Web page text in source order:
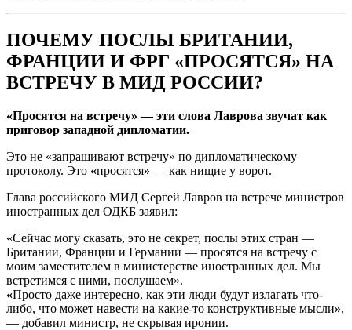
ПОЧЕМУ ПОСЛЫ БРИТАНИИ,
ФРАНЦИИ И ФРГ «ПРОСЯТСЯ» НА
ВСТРЕЧУ В МИД РОССИИ?
«Просятся на встречу» — эти слова Лаврова звучат как
приговор западной дипломатии.
Это не «запрашивают встречу» по дипломатическому
протоколу. Это «просятся» — как нищие у ворот.
Глава российского МИД Сергей Лавров на встрече министров
иностранных дел ОДКБ заявил:
«Сейчас могу сказать, это не секрет, послы этих стран —
Британии, Франции и Германии — просятся на встречу с
моим заместителем в министерстве иностранных дел. Мы
встретимся с ними, послушаем».
«Просто даже интересно, как эти люди будут излагать что-
либо, что может навести на какие-то конструктивные мысли»,
— добавил министр, не скрывая иронии.